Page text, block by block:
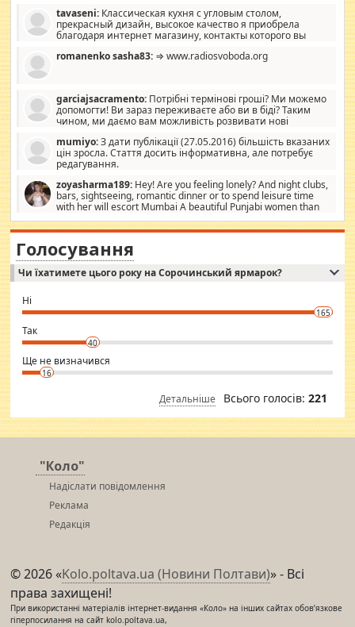
стандартные формы, в MebelOk, креативненько и что главное -
со вкусом все в порядке, без ненужных наворотов удорожающих
мебель, а это не последний фактор.
tavaseni: Классическая кухня с угловым столом,
прекрасный дизайн, высокое качество я приобрела
благодаря интернет магазину, контакты которого вы
romanenko sasha83: ⇒ www.radiosvoboda.org
garciajsacramento: Потрібні термінові гроші? Ми можемо
допомогти! Ви зараз переживаєте або ви в біді? Таким
чином, ми даємо вам можливість розвивати нові
допомагати людям, які намагаються дати їм шанс. Кожен
заслуговує на другий шанс, і, оскільки влада не зможе, вони
повинні приймати від інших. Для нас нема багато суми, і зрілість
витрат, а тільки узгоджених сум і нічого іншого. Не чекайте і не
коментуйте цей пост. Введіть суму, яку ви хочете подати, і ми
зв'яжемося з вами з усіма варіантами. зв'яжіться з нами
сьогодні на garciajsacramento@gmail.com Вам потрібні термінові
гроші? Ми можемо допомогти!
mumiyo:З дати публікації (27.05.2016) більшість вказаних
цін зросла. Стаття досить інформативна, але потребує
редагування.
zoyasharma189: Hey! Are you feeling lonely? And night clubs,
bars, sightseeing, romantic dinner or to spend leisure time
with her will escort Mumbai A beautiful Punjabi women than
sexy escort companion in arms that you guys feel like 5 star luxury
hotel had to spend the night in their search for loved solitaire free
woman "Love Solitaire" beautiful figure and shapely body shapes.
Independent escort in Mumbai, truthful, friendly and cheerful girl.
WhatsApp via an easily can see the latest pictures of her body and the
want to meet new people. Sakshi Mirchandani health and figure
conscious in order to keep yourself fit and regularly go to the health
club.
⇒ sakshimirchandani.com
Голосування
Чи їхатимете цього року на Сорочинський ярмарок?
Ні
165
Так
40
Ще не визначився
16
Детальніше Всього голосів: 221
"Коло"
Надіслати повідомлення
Реклама
Редакція
© 2026 «Kolo.poltava.ua (Новини Полтави)» - Всі
права захищені!
При використанні матеріалів інтернет-видання «Коло» на інших сайтах обов’язкове
гіперпосилання на сайт kolo.poltava.ua,